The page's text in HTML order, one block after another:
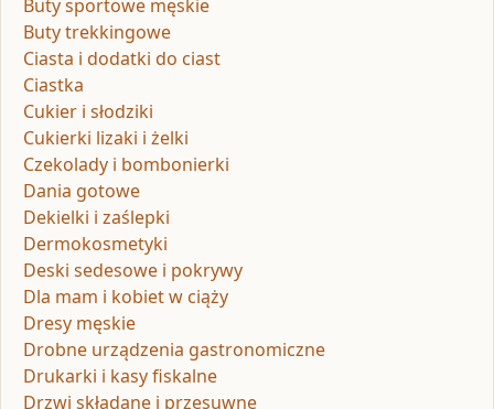
Buty sportowe męskie
Buty trekkingowe
Ciasta i dodatki do ciast
Ciastka
Cukier i słodziki
Cukierki lizaki i żelki
Czekolady i bombonierki
Dania gotowe
Dekielki i zaślepki
Dermokosmetyki
Deski sedesowe i pokrywy
Dla mam i kobiet w ciąży
Dresy męskie
Drobne urządzenia gastronomiczne
Drukarki i kasy fiskalne
Drzwi składane i przesuwne